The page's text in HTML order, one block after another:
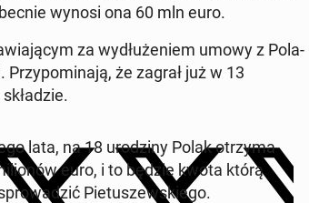
wynosi ona 60 mln euro.
za wy­dłu­że­niem umowy z Po­la­
że zagrał już w 13
lata, na 18 uro­dzi­ny Polak otrzyma
euro, i to będzie kwota którą
Pie­tu­szew­skie­go.